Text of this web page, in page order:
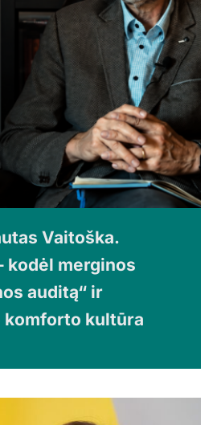
Vaitoška.
kodėl merginos
auditą“ ir
kultūra